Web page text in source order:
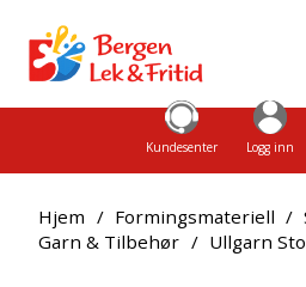
Kundesenter Logg inn
Hjem / Formingsmateriell /
Garn & Tilbehør / Ullgarn